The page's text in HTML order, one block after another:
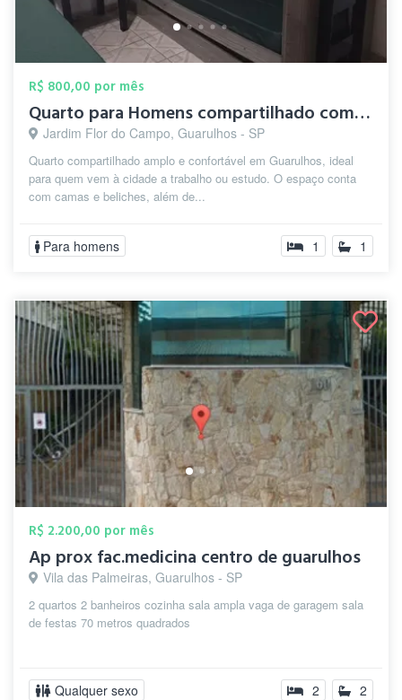
R$ 800,00 por mês
Quarto para Homens compartilhado com cam...
Jardim Flor do Campo, Guarulhos - SP
Quarto compartilhado amplo e confortável em Guarulhos, ideal
para quem vem à cidade a trabalho ou estudo. O espaço conta
com camas e beliches, além de...
Para homens 1 1
R$ 2.200,00 por mês
Ap prox fac.medicina centro de guarulhos
Vila das Palmeiras, Guarulhos - SP
2 quartos 2 banheiros cozinha sala ampla vaga de garagem sala
de festas 70 metros quadrados
Qualquer sexo 2 2